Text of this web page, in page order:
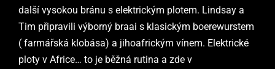
další vysokou bránu s elektrickým plotem. Lindsay a
Tim připravili výborný braai s klasickým boerewurstem
( farmářská klobása) a jihoafrickým vínem. Elektrické
ploty v Africe… to je běžná rutina a zde v